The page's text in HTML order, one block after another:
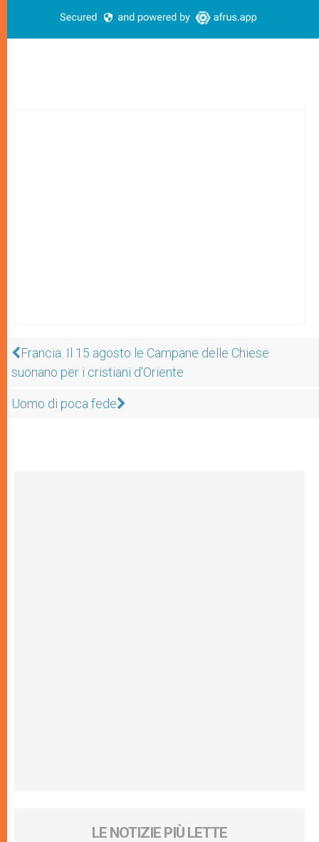
Francia. Il 15 agosto le Campane delle Chiese
suonano per i cristiani d'Oriente
Uomo di poca fede
LE NOTIZIE PIÙ LETTE